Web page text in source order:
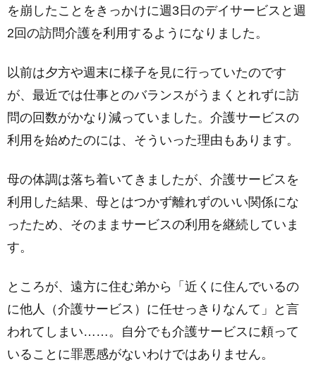
を崩したことをきっかけに週3日のデイサービスと週
2回の訪問介護を利用するようになりました。
以前は夕方や週末に様子を見に行っていたのです
が、最近では仕事とのバランスがうまくとれずに訪
問の回数がかなり減っていました。介護サービスの
利用を始めたのには、そういった理由もあります。
母の体調は落ち着いてきましたが、介護サービスを
利用した結果、母とはつかず離れずのいい関係にな
ったため、そのままサービスの利用を継続していま
す。
ところが、遠方に住む弟から「近くに住んでいるの
に他人（介護サービス）に任せっきりなんて」と言
われてしまい……。自分でも介護サービスに頼って
いることに罪悪感がないわけではありません。